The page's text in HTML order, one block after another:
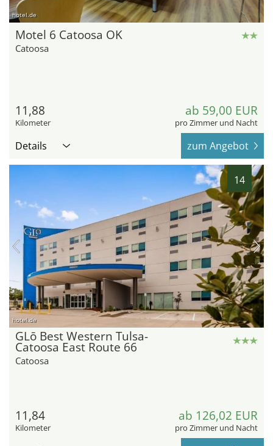
hotel.de
Motel 6 Catoosa OK
Catoosa
11,88
Kilometer
ab 59,00 EUR
pro Zimmer und Nacht
Details zum Angebot
14
hotel.de
GLō Best Western Tulsa-
Catoosa East Route 66
Catoosa
11,84
Kilometer
ab 126,02 EUR
pro Zimmer und Nacht